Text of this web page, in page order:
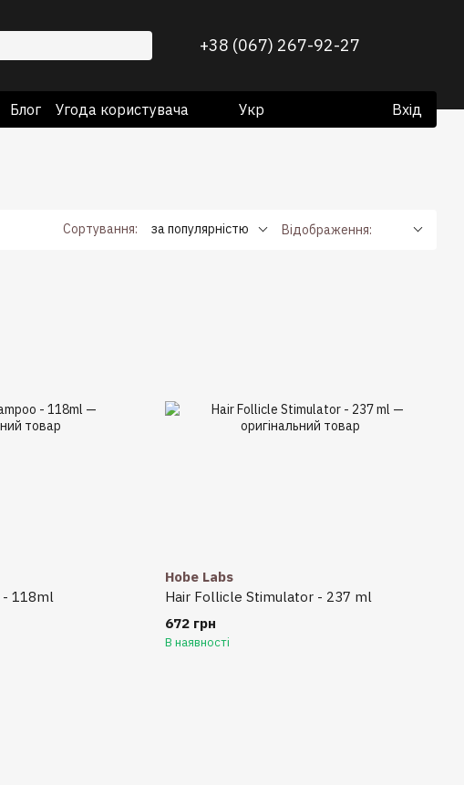
+38 (067) 267-92-27
Блог
Угода користувача
Укр Вхід
Сортування: за популярністю Відображення:
- 118ml
Hobe Labs
Hair Follicle Stimulator - 237 ml
672 грн
В наявності